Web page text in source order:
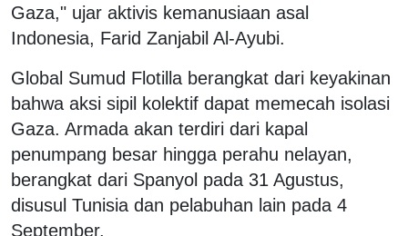
Gaza," ujar aktivis kemanusiaan asal
Indonesia, Farid Zanjabil Al-Ayubi.
Global Sumud Flotilla berangkat dari keyakinan
bahwa aksi sipil kolektif dapat memecah isolasi
Gaza. Armada akan terdiri dari kapal
penumpang besar hingga perahu nelayan,
berangkat dari Spanyol pada 31 Agustus,
disusul Tunisia dan pelabuhan lain pada 4
September.